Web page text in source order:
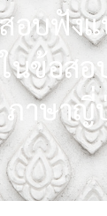
อบฟัง
นข้อสอ
ภาษาญี่